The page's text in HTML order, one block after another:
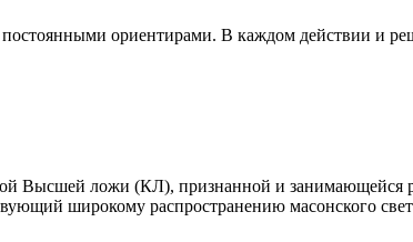
ориентирами. В каждом действии и
Высшей ложи (КЛ), признанной и занимающейся
широкому распространению масонского